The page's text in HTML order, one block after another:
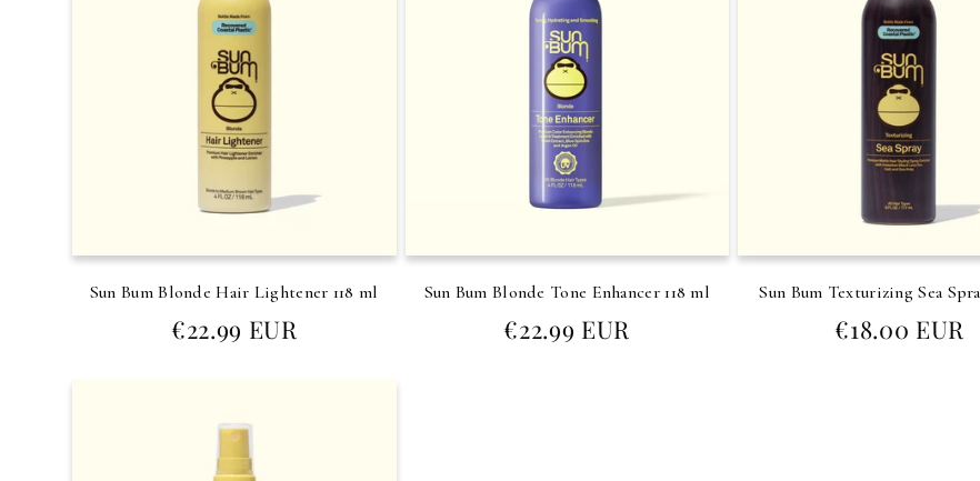
Sun Bum Blonde Hair Lightener 118 ml
Prezzo
di
€22.99 EUR
Sun Bum Blonde Tone Enhancer 118 ml
Prezzo
di
€22.99 EUR
Sun Bum Texturizing Sea
Prezzo
di
€18.00 EUR